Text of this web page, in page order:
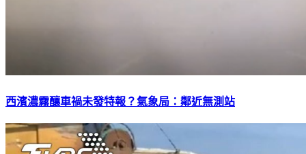
西濱濃霧釀車禍未發特報？氣象局：鄰近無測站